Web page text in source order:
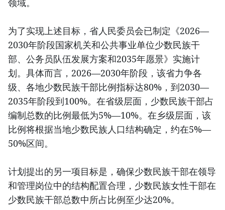
领域。
为了实现上述目标，省人民委员会已制定《2026—
2030年阶段国家机关和公共事业单位少数民族干
部、公务员队伍发展方案和2035年愿景》实施计
划。具体而言，2026—2030年阶段，该省力争各
级、各地少数民族干部比例指标达80%，到2030—
2035年阶段到100%。在省级层面，少数民族干部占
编制总数的比例最低为5%—10%。在乡级层面，该
比例将根据当地少数民族人口结构确定，约在5%—
50%区间。
计划提出的另一项目标是，确保少数民族干部在领导
和管理岗位中的结构配置合理，少数民族女性干部在
少数民族干部总数中所占比例至少达20%。